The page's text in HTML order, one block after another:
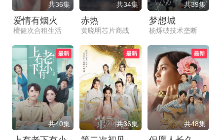
共36集
爱情有烟火
檀健次合租生活
共34集
赤热
黄晓明芯片商战
共39集
梦想城
杨烁破技术垄断
共40集 共36集 共48集